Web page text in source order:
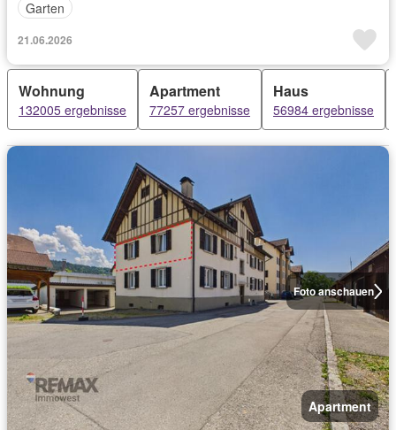
Garten
21.06.2026
Wohnung
132005 ergebnisse
Apartment
77257 ergebnisse
Haus
56984 ergebnisse
Foto anschauen
Apartment